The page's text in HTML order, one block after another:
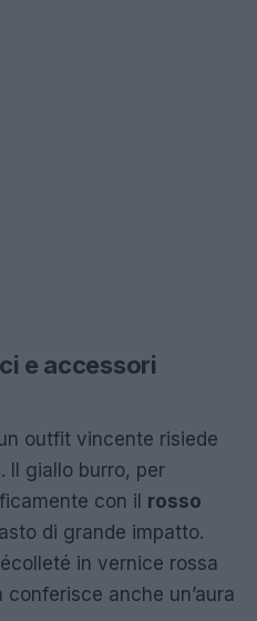
e accessori
outfit vincente risiede
Il giallo burro, per
con il rosso
di grande impatto.
in vernice rossa
anche un’aura